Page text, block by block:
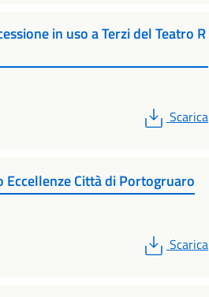
in uso a Terzi del Teatro R
PDF
Scarica
Città di Portogruaro
PDF
Scarica